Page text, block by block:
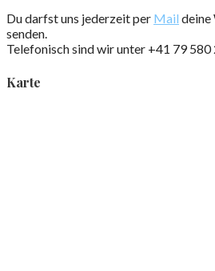
Du darfst uns jederzeit per Mail deine
senden.
Telefonisch sind wir unter +41 79
Karte